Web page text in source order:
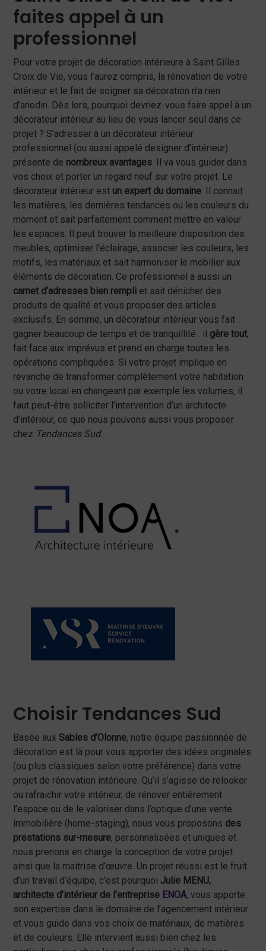
faites appel à un
professionnel
Pour votre projet de décoration intérieure à Saint Gilles
Croix de Vie, vous l’aurez compris, la rénovation de votre
intérieur et le fait de soigner sa décoration n’a rien
d’anodin. Dès lors, pourquoi devriez-vous faire appel à un
décorateur intérieur au lieu de vous lancer seul dans ce
projet ? S’adresser à un décorateur intérieur
professionnel (ou aussi appelé designer d’intérieur)
présente de nombreux avantages. Il va vous guider dans
vos choix et porter un regard neuf sur votre projet. Le
décorateur intérieur est un expert du domaine. Il connait
les matières, les dernières tendances ou les couleurs du
moment et sait parfaitement comment mettre en valeur
les espaces. Il peut trouver la meilleure disposition des
meubles, optimiser l’éclairage, associer les couleurs, les
motifs, les matériaux et sait harmoniser le mobilier aux
éléments de décoration. Ce professionnel a aussi un
carnet d’adresses bien rempli et sait dénicher des
produits de qualité et vous proposer des articles
exclusifs. En somme, un décorateur intérieur vous fait
gagner beaucoup de temps et de tranquillité : il gère tout,
fait face aux imprévus et prend en charge toutes les
opérations compliquées. Si votre projet implique en
revanche de transformer complètement votre habitation
ou votre local en changeant par exemple les volumes, il
faut peut-être solliciter l’intervention d’un architecte
d’intérieur, ce que nous pouvons aussi vous proposer
chez Tendances Sud.
Choisir Tendances Sud
Basée aux Sables d’Olonne, notre équipe passionnée de
décoration est là pour vous apporter des idées originales
(ou plus classiques selon votre préférence) dans votre
projet de rénovation intérieure. Qu’il s’agisse de relooker
ou rafraichir votre intérieur, de rénover entièrement
l’espace ou de le valoriser dans l’optique d’une vente
immobilière (home-staging), nous vous proposons des
prestations sur-mesure, personnalisées et uniques et
nous prenons en charge la conception de votre projet
ainsi que la maitrise d’œuvre. Un projet réussi est le fruit
d’un travail d’équipe, c’est pourquoi Julie MENU,
architecte d’intérieur de l’entreprise ENOA, vous apporte
son expertise dans le domaine de l’agencement intérieur
et vous guide dans vos choix de matériaux, de matières
et de couleurs. Elle intervient aussi bien chez les